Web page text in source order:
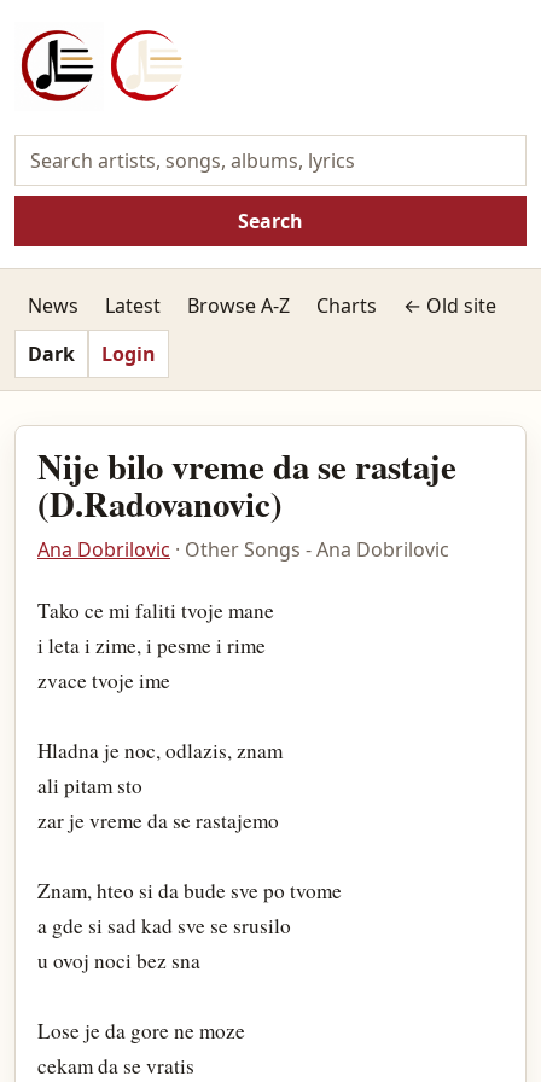
Search
News Latest Browse A-Z Charts
← Old site
Dark
Login
Nije bilo vreme da se rastaje
(D.Radovanovic)
Ana Dobrilovic · Other Songs - Ana Dobrilovic
Tako ce mi faliti tvoje mane
i leta i zime, i pesme i rime
zvace tvoje ime
Hladna je noc, odlazis, znam
ali pitam sto
zar je vreme da se rastajemo
Znam, hteo si da bude sve po tvome
a gde si sad kad sve se srusilo
u ovoj noci bez sna
Lose je da gore ne moze
cekam da se vratis